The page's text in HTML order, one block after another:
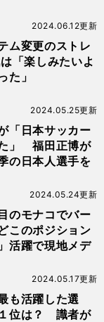
ム変更のストレ
「楽しみたいよ
た」
2024.06.12更新
「日本サッカー
」 福田正博が
の日本人選手を
2024.05.25更新
のモナコでバー
このポジション
活躍で現地メデ
2024.05.24更新
も活躍した選
位は？ 識者が
2024.05.17更新